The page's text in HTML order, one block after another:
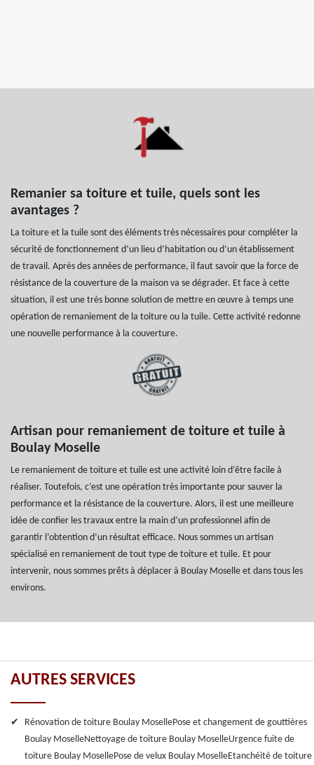
Remanier sa toiture et tuile, quels sont les
avantages ?
La toiture et la tuile sont des éléments très nécessaires pour compléter la
sécurité de fonctionnement d’un lieu d’habitation ou d’un établissement
de travail. Après des années de performance, il faut savoir que la force de
résistance de la couverture de la maison va se dégrader. Et face à cette
situation, il est une très bonne solution de mettre en œuvre à temps une
opération de remaniement de la toiture ou la tuile. Cette activité redonne
une nouvelle performance à la couverture.
Artisan pour remaniement de toiture et tuile à
Boulay Moselle
Le remaniement de toiture et tuile est une activité loin d’être facile à
réaliser. Toutefois, c’est une opération très importante pour sauver la
performance et la résistance de la couverture. Alors, il est une meilleure
idée de confier les travaux entre la main d’un professionnel afin de
garantir l’obtention d’un résultat efficace. Nous sommes un artisan
spécialisé en remaniement de tout type de toiture et tuile. Et pour
intervenir, nous sommes prêts à déplacer à Boulay Moselle et dans tous les
environs.
AUTRES SERVICES
Rénovation de toiture Boulay MosellePose et changement de gouttières
Boulay MoselleNettoyage de toiture Boulay MoselleUrgence fuite de
toiture Boulay MosellePose de velux Boulay MoselleEtanchéité de toiture